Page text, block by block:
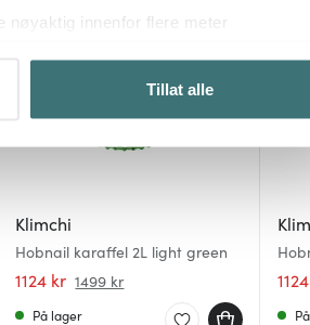
nøyaktig innenfor flere meter
levere sosiale mediefunksjoner og for
Tillat alle
Klimchi
Hobnail karaffel 2L light green
1124 kr 1499 kr
På lager